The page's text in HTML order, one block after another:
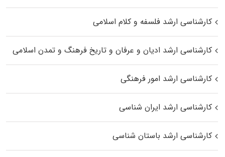
کارشناسی ارشد فلسفه و کلام اسلامی
کارشناسی ارشد ادیان و عرفان و تاریخ فرهنگ و تمدن اسلامی
کارشناسی ارشد امور فرهنگی
کارشناسی ارشد ایران شناسی
کارشناسی ارشد باستان شناسی